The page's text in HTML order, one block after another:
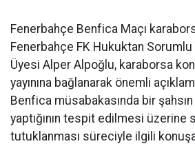
Fenerbahçe Benfica Maçı
Fenerbahçe FK Hukuktan
Üyesi Alper Alpoğlu, karaborsa
yayınına bağlanarak önemli
Benfica müsabakasında bir
yaptığının tespit edilmesi üzerine
tutuklanması süreciyle ilgili